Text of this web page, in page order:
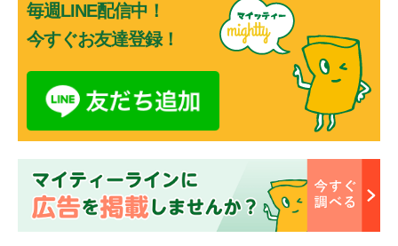
毎週LINE配信中！
今すぐお友達登録！